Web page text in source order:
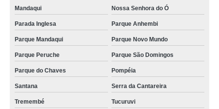
Mandaqui Nossa Senhora do Ó
Parada Inglesa Parque Anhembi
Parque Mandaqui Parque Novo Mundo
Parque Peruche Parque São Domingos
Parque do Chaves Pompéia
Santana Serra da Cantareira
Tremembé Tucuruvi